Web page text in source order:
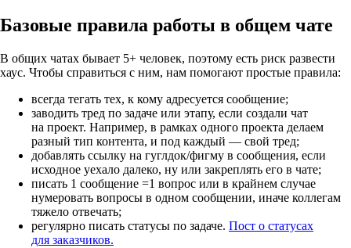
Базовые правила работы в общем чате
В общих чатах бывает 5+ человек, поэтому есть риск развести
хаус. Чтобы справиться с ним, нам помогают простые правила:
всегда тегать тех, к кому адресуется сообщение;
заводить тред по задаче или этапу, если создали чат
на проект. Например, в рамках одного проекта делаем
разный тип контента, и под каждый — свой тред;
добавлять ссылку на гуглдок/фигму в сообщения, если
исходное уехало далеко, ну или закреплять его в чате;
писать 1 сообщение =1 вопрос или в крайнем случае
нумеровать вопросы в одном сообщении, иначе коллегам
тяжело отвечать;
регулярно писать статусы по задаче. Пост о статусах
для заказчиков.